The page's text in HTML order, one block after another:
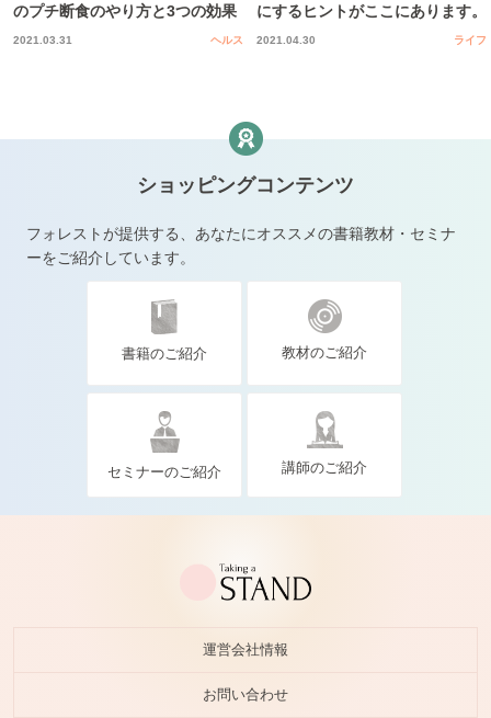
のプチ断食のやり方と3つの効果
2021.03.31 ヘルス
にするヒントがここにあります。
2021.04.30 ライフ
ショッピングコンテンツ
フォレストが提供する、あなたにオススメの書籍教材・セミナ
ーをご紹介しています。
書籍のご紹介 教材のご紹介
セミナーのご紹介 講師のご紹介
運営会社情報
お問い合わせ